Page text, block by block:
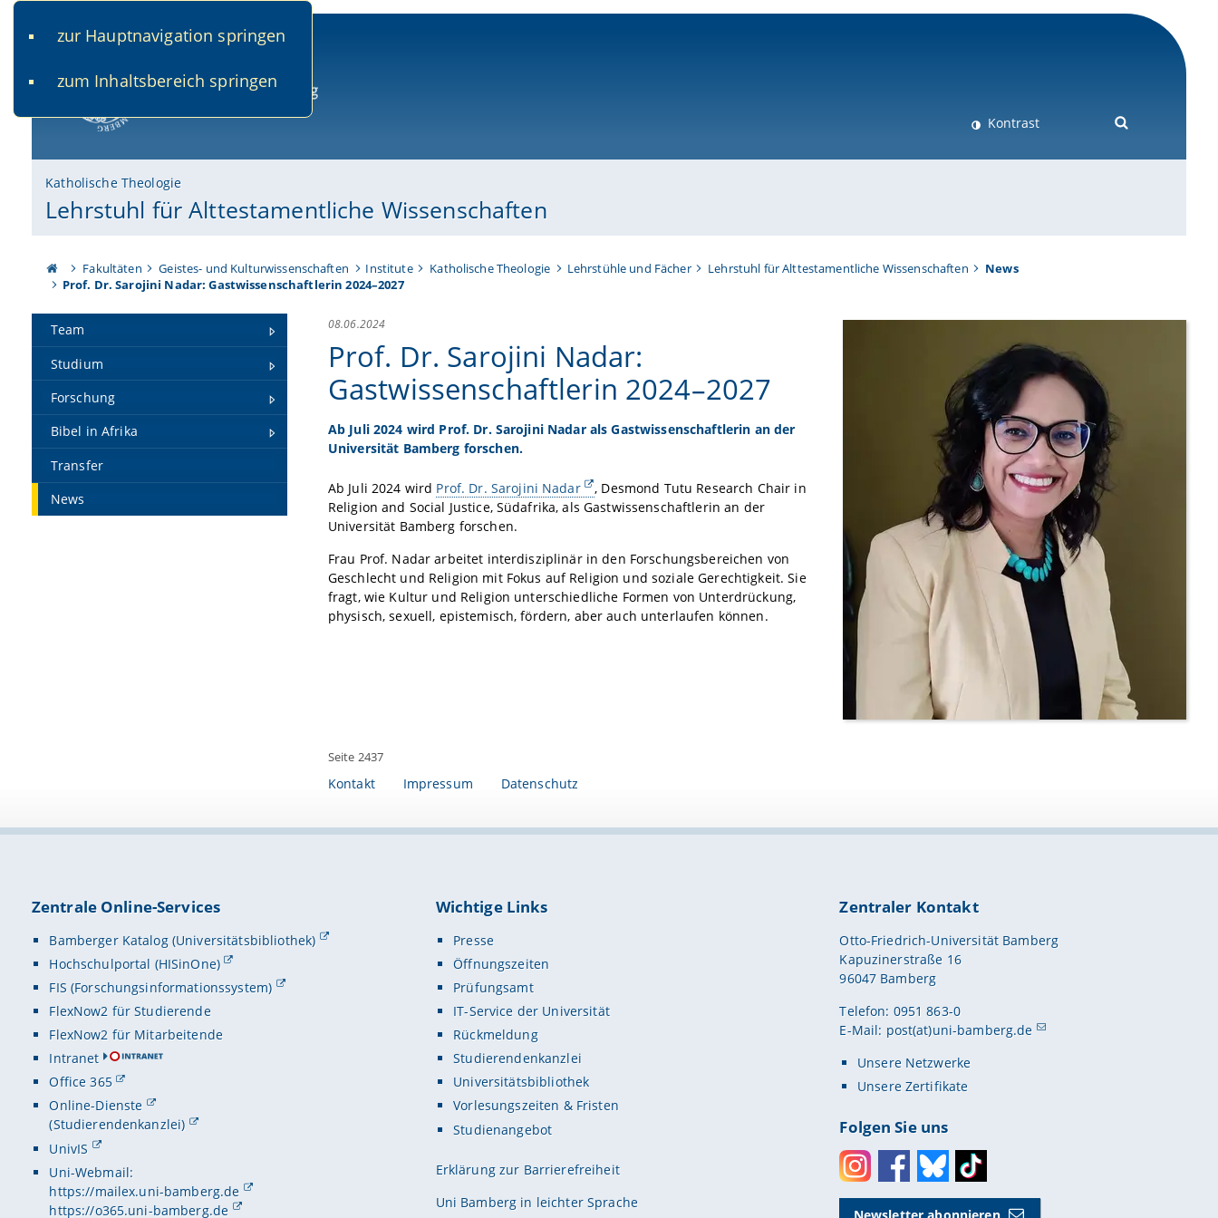
zur Hauptnavigation springen
zum Inhaltsbereich springen
Kontrast
Katholische Theologie
Lehrstuhl für Alttestamentliche Wissenschaften
Fakultäten Geistes- und Kulturwissenschaften Institute Katholische Theologie Lehrstühle und Fächer Lehrstuhl für Alttestamentliche Wissenschaften
News
Prof. Dr. Sarojini Nadar: Gastwissenschaftlerin 2024–2027
Team
Studium
Forschung
Bibel in Afrika
Transfer
News
08.06.2024
Prof. Dr. Sarojini Nadar:
Gastwissenschaftlerin 2024–2027
Ab Juli 2024 wird Prof. Dr. Sarojini Nadar als Gastwissenschaftlerin an der
Universität Bamberg forschen.
Ab Juli 2024 wird Prof. Dr. Sarojini Nadar
, Desmond Tutu Research Chair in
Religion and Social Justice, Südafrika, als Gastwissenschaftlerin an der
Universität Bamberg forschen.
Frau Prof. Nadar arbeitet interdisziplinär in den Forschungsbereichen von
Geschlecht und Religion mit Fokus auf Religion und soziale Gerechtigkeit. Sie
fragt, wie Kultur und Religion unterschiedliche Formen von Unterdrückung,
physisch, sexuell, epistemisch, fördern, aber auch unterlaufen können.
Seite 2437
Kontakt Impressum Datenschutz
Zentrale Online-Services
Bamberger Katalog (Universitätsbibliothek)
Hochschulportal (HISinOne)
FIS (Forschungsinformationssystem)
FlexNow2 für Studierende
FlexNow2 für Mitarbeitende
Intranet
Office 365
Online-Dienste
(Studierendenkanzlei)
UnivIS
Uni-Webmail:
https://mailex.uni-bamberg.de
https://o365.uni-bamberg.de
Wichtige Links
Presse
Öffnungszeiten
Prüfungsamt
IT-Service der Universität
Rückmeldung
Studierendenkanzlei
Universitätsbibliothek
Vorlesungszeiten & Fristen
Studienangebot
Erklärung zur Barrierefreiheit
Uni Bamberg in leichter Sprache
Zentraler Kontakt
Otto-Friedrich-Universität Bamberg
Kapuzinerstraße 16
96047 Bamberg
Telefon: 0951 863-0
E-Mail: post(at)uni-bamberg.de
Unsere Netzwerke
Unsere Zertifikate
Folgen Sie uns
InstagramFacebookBlueskyToktok
Newsletter abonnieren